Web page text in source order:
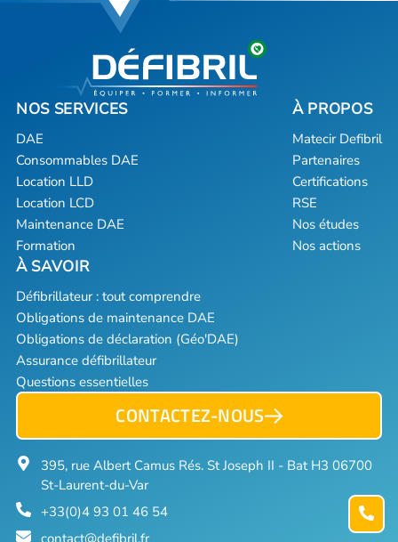
DAE
Consommables DAE
Location LLD
Location LCD
Maintenance DAE
Formation
Matecir Defibril
Partenaires
Certifications
RSE
Nos études
Nos actions
Défibrillateur : tout comprendre
Obligations de maintenance DAE
Obligations de déclaration (Géo'DAE)
Assurance défibrillateur
Questions essentielles
CONTACTEZ-NOUS
395, rue Albert Camus Rés. St Joseph II - Bat H3 06700
St-Laurent-du-Var
+33(0)4 93 01 46 54